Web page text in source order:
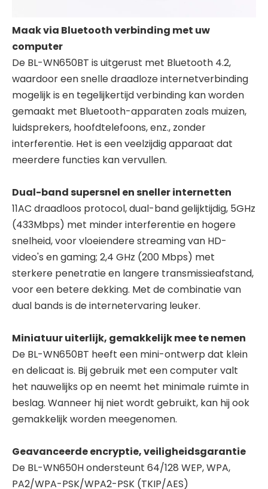
Maak via Bluetooth verbinding met uw
computer
De BL-WN650BT is uitgerust met Bluetooth 4.2,
waardoor een snelle draadloze internetverbinding
mogelijk is en tegelijkertijd verbinding kan worden
gemaakt met Bluetooth-apparaten zoals muizen,
luidsprekers, hoofdtelefoons, enz., zonder
interferentie. Het is een veelzijdig apparaat dat
meerdere functies kan vervullen.
Dual-band supersnel en sneller internetten
11AC draadloos protocol, dual-band gelijktijdig, 5GHz
(433Mbps) met minder interferentie en hogere
snelheid, voor vloeiendere streaming van HD-
video's en gaming; 2,4 GHz (200 Mbps) met
sterkere penetratie en langere transmissieafstand,
voor een betere dekking. Met de combinatie van
dual bands is de internetervaring leuker.
Miniatuur uiterlijk, gemakkelijk mee te nemen
De BL-WN650BT heeft een mini-ontwerp dat klein
en delicaat is. Bij gebruik met een computer valt
het nauwelijks op en neemt het minimale ruimte in
beslag. Wanneer hij niet wordt gebruikt, kan hij ook
gemakkelijk worden meegenomen.
Geavanceerde encryptie, veiligheidsgarantie
De BL-WN650H ondersteunt 64/128 WEP, WPA,
PA2/WPA-PSK/WPA2-PSK (TKIP/AES)